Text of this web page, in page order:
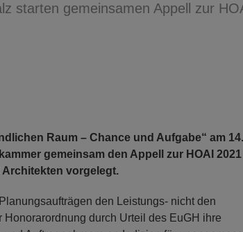
starten gemeinsamen Appell zur
Raum – Chance und Aufgabe“ am
gemeinsam den Appell zur HOAI
vorgelegt.
den Leistungs- nicht den
durch Urteil des EuGH ihre